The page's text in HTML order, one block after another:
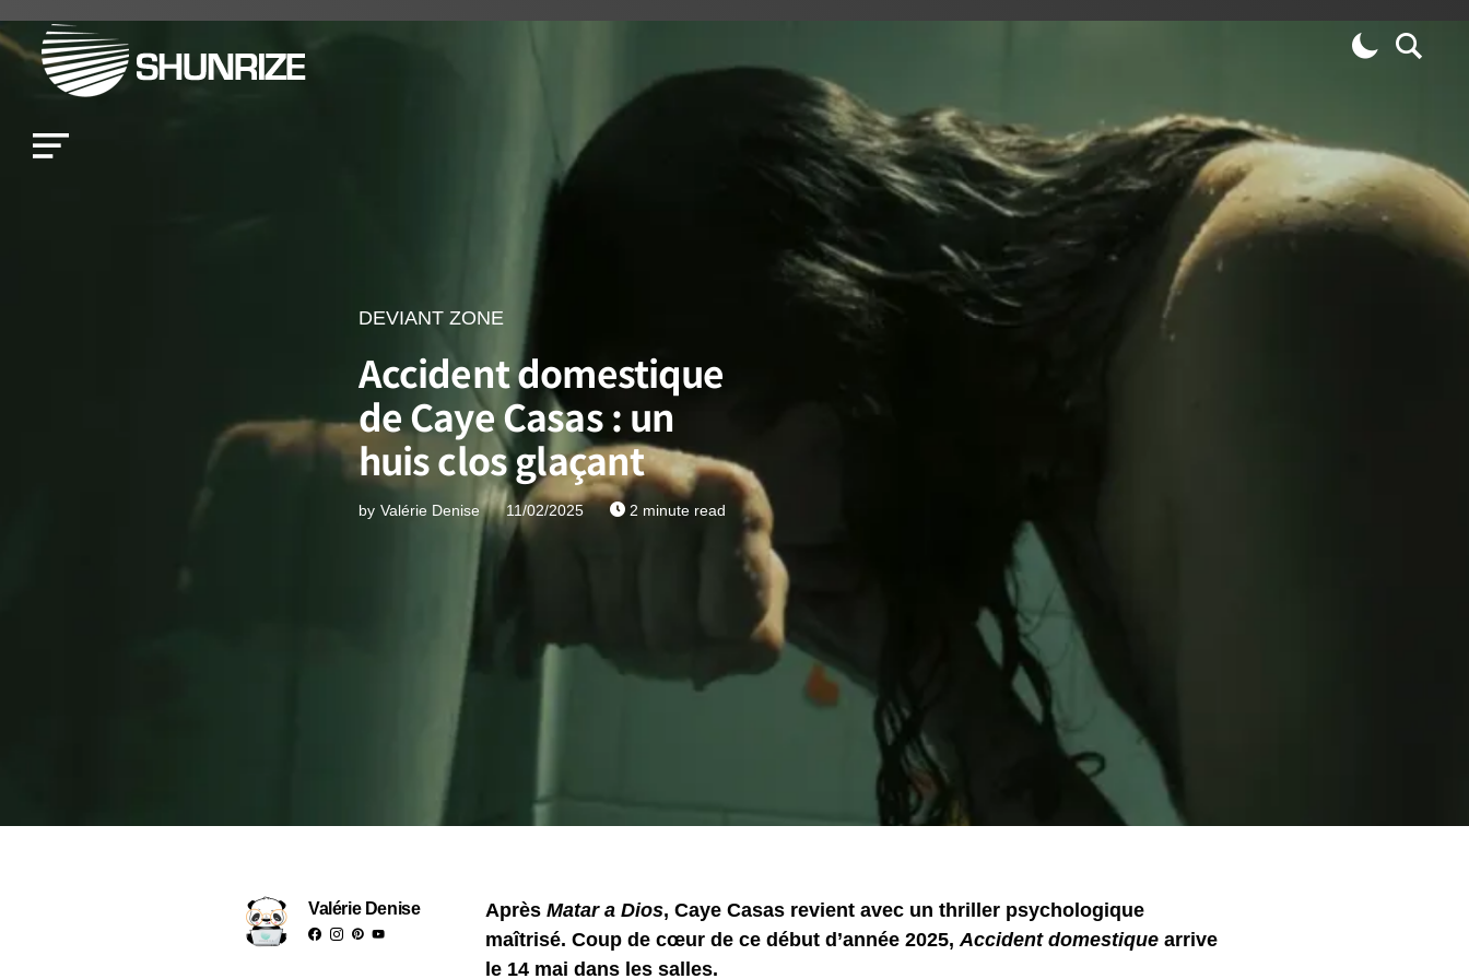
DEVIANT ZONE
Accident domestique
de Caye Casas : un
huis clos glaçant
by Valérie Denise 11/02/2025 2 minute read
Valérie Denise Après Matar a Dios, Caye Casas revient avec un thriller psychologique
maîtrisé. Coup de cœur de ce début d’année 2025,Accident domestique arrive
le 14 mai dans les salles.